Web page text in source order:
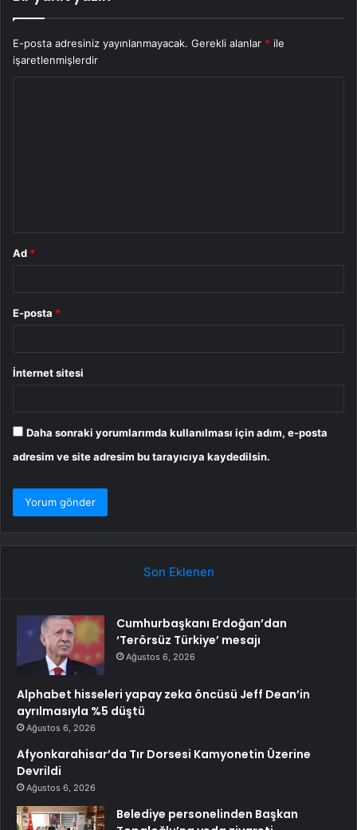
E-posta adresiniz yayınlanmayacak. Gerekli alanlar * ile
işaretlenmişlerdir
Ad *
E-posta *
İnternet sitesi
Daha sonraki yorumlarımda kullanılması için adım, e-posta
adresim ve site adresim bu tarayıcıya kaydedilsin.
Son Eklenen
Cumhurbaşkanı Erdoğan’dan
‘Terörsüz Türkiye’ mesajı
Ağustos 6, 2026
Alphabet hisseleri yapay zeka öncüsü Jeff Dean’in
ayrılmasıyla %5 düştü
Ağustos 6, 2026
Afyonkarahisar’da Tır Dorsesi Kamyonetin Üzerine
Devrildi
Ağustos 6, 2026
Belediye personelinden Başkan